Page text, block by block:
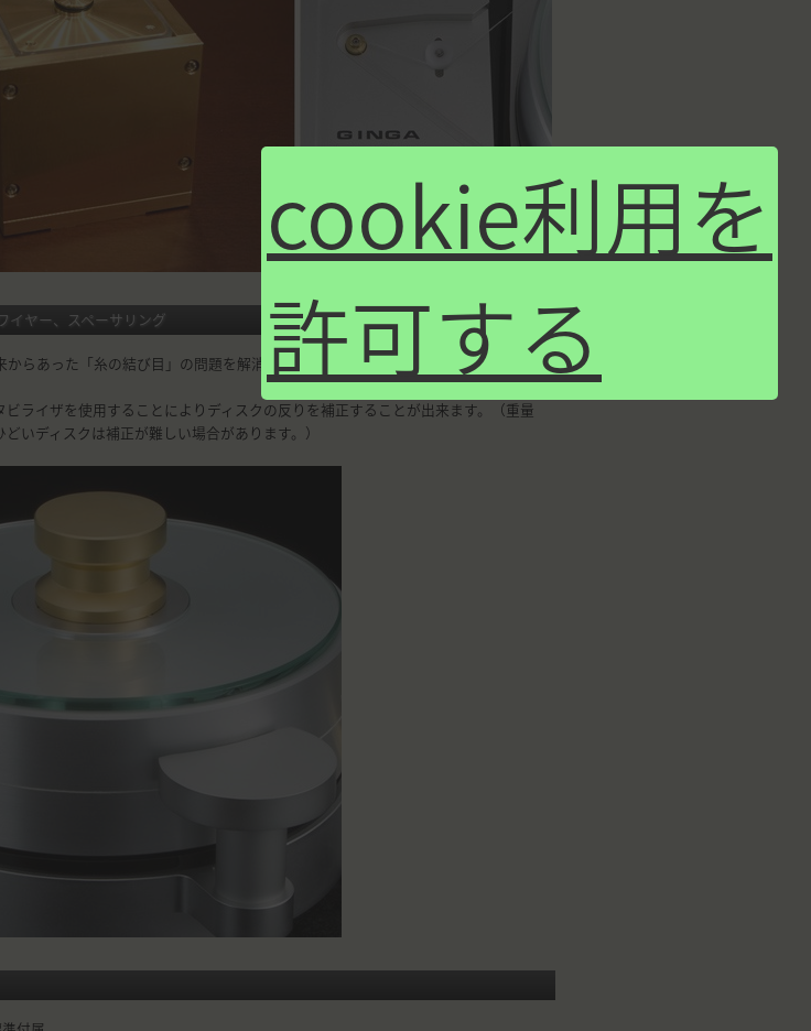
イヤー、スペーサリング
らあった「糸の結び目」の問題を解消するため、結び目のない糸の輪を新たに開
ビライザを使用することによりディスクの反りを補正することが出来ます。（重量
いディスクは補正が難しい場合があります。）
cookie利用を
許可する